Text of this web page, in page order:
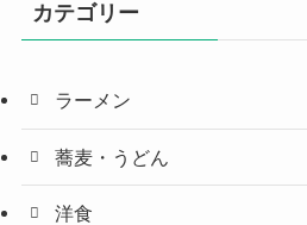
カテゴリー
ラーメン
蕎麦・うどん
洋食